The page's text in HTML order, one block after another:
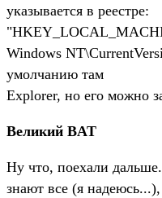
указывается в реестре:
Windows
умолчанию там
Explorer, но его можно
Великий BAT
Ну что, поехали
знают все (я